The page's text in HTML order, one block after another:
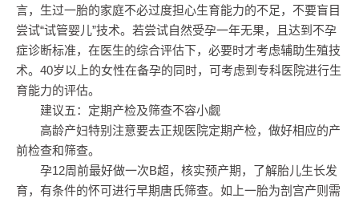
言，生过一胎的家庭不必过度担心生育能力的不足，不要盲目
尝试“试管婴儿”技术。若尝试自然受孕一年无果，且达到不孕
症诊断标准，在医生的综合评估下，必要时才考虑辅助生殖技
术。40岁以上的女性在备孕的同时，可考虑到专科医院进行生
育能力的评估。
建议五：定期产检及筛查不容小觑
高龄产妇特别注意要去正规医院定期产检，做好相应的产
前检查和筛查。
孕12周前最好做一次B超，核实预产期，了解胎儿生长发
育，有条件的怀可进行早期唐氏筛查。如上一胎为剖宫产则需